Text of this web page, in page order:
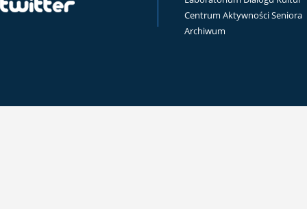
Centrum Aktywności Seniora
Archiwum